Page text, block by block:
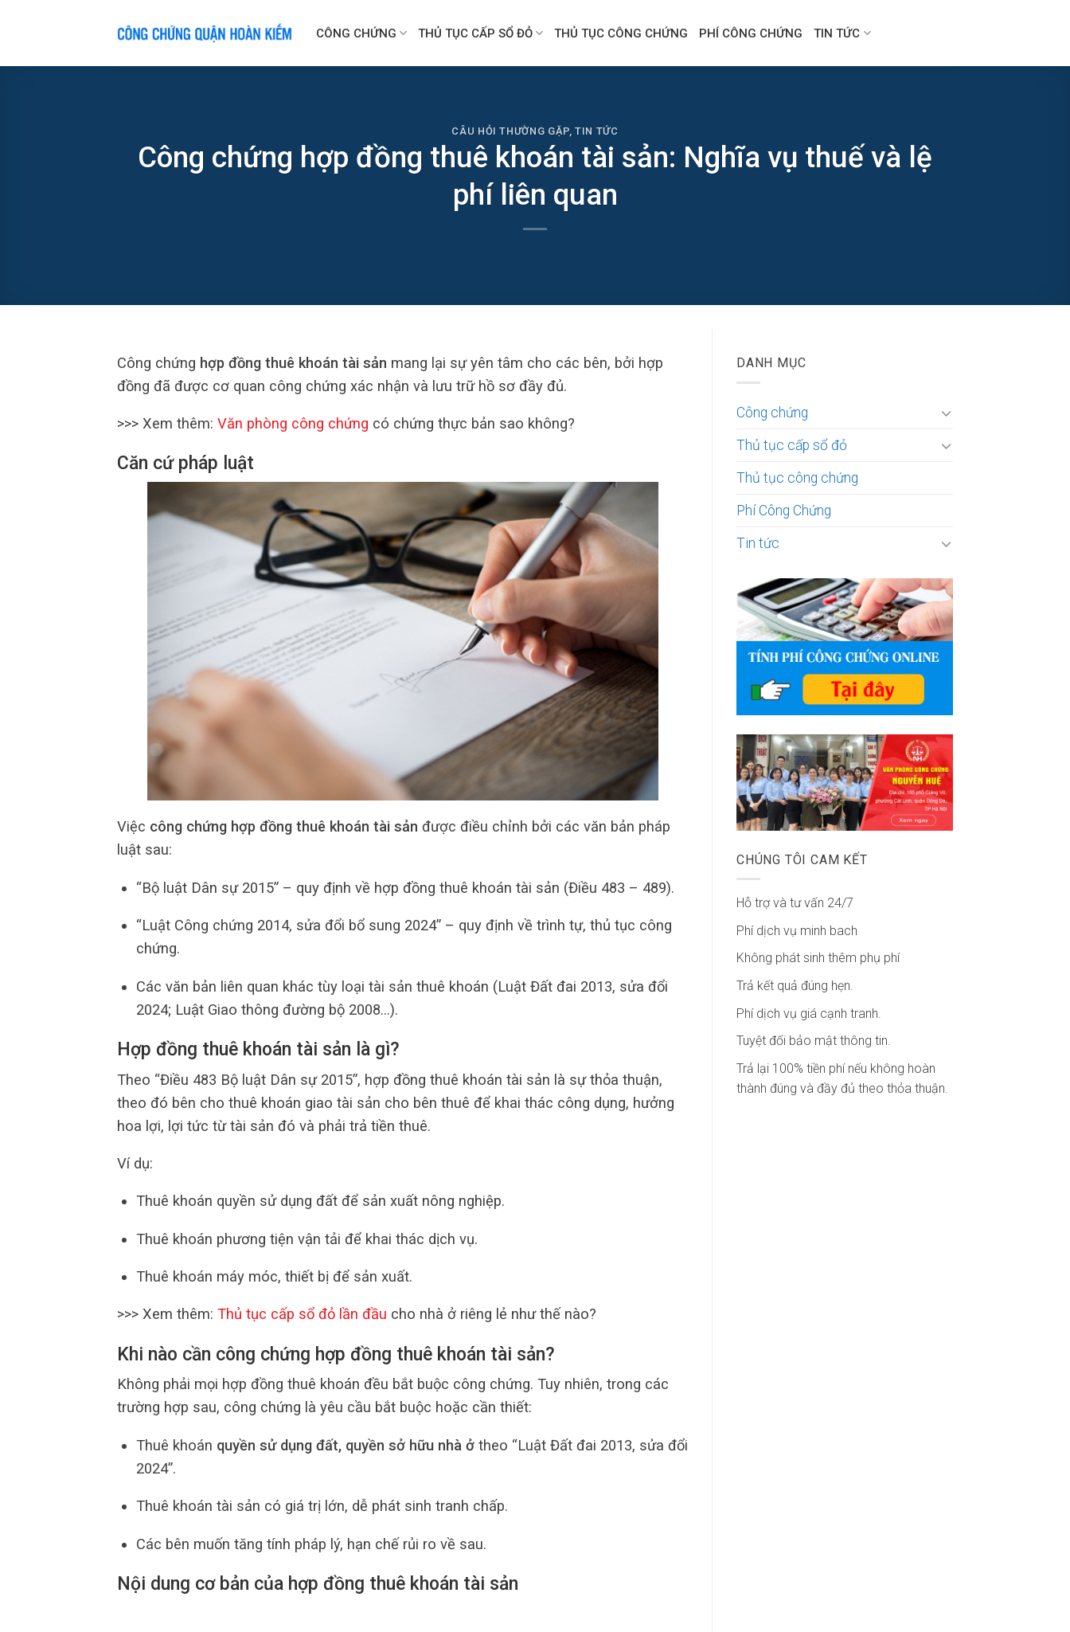
CÔNG CHỨNG THỦ TỤC CẤP SỔ ĐỎ THỦ TỤC CÔNG CHỨNG PHÍ CÔNG CHỨNG TIN TỨC
CÂU HỎI THƯỜNG GẶP,TIN TỨC
Công chứng hợp đồng thuê khoán tài sản: Nghĩa vụ thuế và lệ
phí liên quan
Công chứng hợp đồng thuê khoán tài sản mang lại sự yên tâm cho các bên, bởi hợp
đồng đã được cơ quan công chứng xác nhận và lưu trữ hồ sơ đầy đủ.
>>> Xem thêm: Văn phòng công chứng có chứng thực bản sao không?
Căn cứ pháp luật
Việc công chứng hợp đồng thuê khoán tài sản được điều chỉnh bởi các văn bản pháp
luật sau:
“Bộ luật Dân sự 2015” – quy định về hợp đồng thuê khoán tài sản (Điều 483 – 489).
“Luật Công chứng 2014, sửa đổi bổ sung 2024” – quy định về trình tự, thủ tục công
chứng.
Các văn bản liên quan khác tùy loại tài sản thuê khoán (Luật Đất đai 2013, sửa đổi
2024; Luật Giao thông đường bộ 2008…).
Hợp đồng thuê khoán tài sản là gì?
Theo “Điều 483 Bộ luật Dân sự 2015”, hợp đồng thuê khoán tài sản là sự thỏa thuận,
theo đó bên cho thuê khoán giao tài sản cho bên thuê để khai thác công dụng, hưởng
hoa lợi, lợi tức từ tài sản đó và phải trả tiền thuê.
Ví dụ:
Thuê khoán quyền sử dụng đất để sản xuất nông nghiệp.
Thuê khoán phương tiện vận tải để khai thác dịch vụ.
Thuê khoán máy móc, thiết bị để sản xuất.
>>> Xem thêm: Thủ tục cấp sổ đỏ lần đầu cho nhà ở riêng lẻ như thế nào?
Khi nào cần công chứng hợp đồng thuê khoán tài sản?
Không phải mọi hợp đồng thuê khoán đều bắt buộc công chứng. Tuy nhiên, trong các
trường hợp sau, công chứng là yêu cầu bắt buộc hoặc cần thiết:
Thuê khoán quyền sử dụng đất, quyền sở hữu nhà ởtheo “Luật Đất đai 2013, sửa đổi
2024”.
Thuê khoán tài sản có giá trị lớn, dễ phát sinh tranh chấp.
Các bên muốn tăng tính pháp lý, hạn chế rủi ro về sau.
Nội dung cơ bản của hợp đồng thuê khoán tài sản
DANH MỤC
Công chứng
Thủ tục cấp sổ đỏ
Thủ tục công chứng
Phí Công Chứng
Tin tức
CHÚNG TÔI CAM KẾT
Hỗ trợ và tư vấn 24/7
Phí dịch vụ minh bach
Không phát sinh thêm phụ phí
Trả kết quả đúng hẹn.
Phí dịch vụ giá cạnh tranh.
Tuyệt đối bảo mật thông tin.
Trả lại 100% tiền phí nếu không hoàn
thành đúng và đầy đủ theo thỏa thuận.